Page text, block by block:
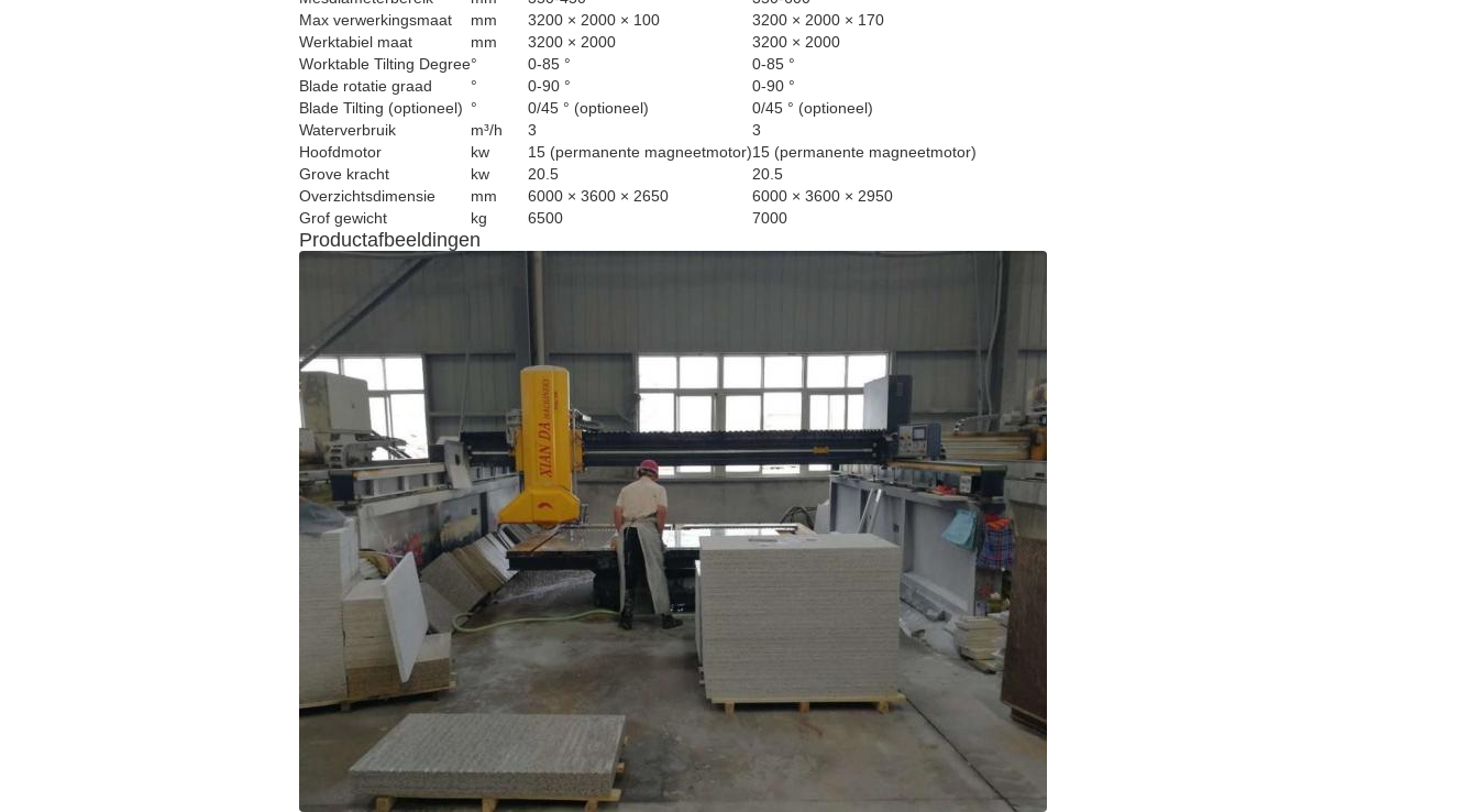
Max verwerkingsmaat
mm 3200 × 2000 × 100
3200 × 2000 × 170
Werktabiel maat
mm 3200 × 2000
3200 × 2000
Worktable Tilting Degree° 0-85 °
0-85 °
Blade rotatie graad
° 0-90 °
0-90 °
Blade Tilting (optioneel) ° 0/45 ° (optioneel)
0/45 ° (optioneel)
Waterverbruik
m³/h 3
3
Hoofdmotor
kw 15 (permanente magneetmotor)15 (permanente magneetmotor)
Grove kracht
kw 20.5
20.5
Overzichtsdimensie
mm 6000 × 3600 × 2650
6000 × 3600 × 2950
Grof gewicht
kg 6500 7000
Productafbeeldingen